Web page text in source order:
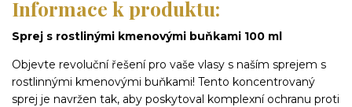
Informace k produktu:
Sprej s rostlinými kmenovými buňkami 100 ml
Objevte revoluční řešení pro vaše vlasy s naším sprejem s
rostlinnými kmenovými buňkami! Tento koncentrovaný
sprej je navržen tak, aby poskytoval komplexní ochranu proti